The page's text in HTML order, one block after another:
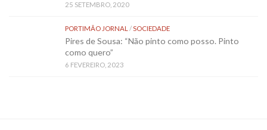
25 SETEMBRO, 2020
PORTIMÃO JORNAL /SOCIEDADE
Pires de Sousa: “Não pinto como posso. Pinto
como quero”
6 FEVEREIRO, 2023